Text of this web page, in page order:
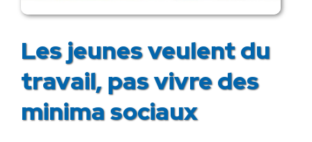
Les jeunes veulent du
travail, pas vivre des
minima sociaux